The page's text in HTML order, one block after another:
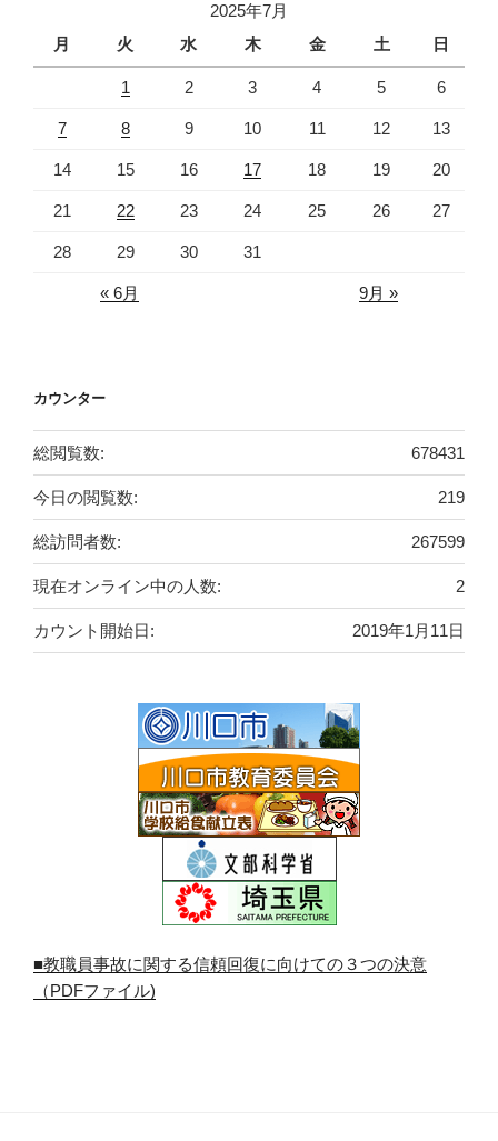
2025年7月
月
火 水 木 金 土 日
1 2 3 4 5 6
7 8 9 10 11 12 13
14 15 16 17 18 19 20
21 22 23 24 25 26 27
28 29 30 31
« 6月 9月 »
カウンター
678431
総閲覧数:
219
今日の閲覧数:
267599
総訪問者数:
2
現在オンライン中の人数:
2019年1月11日
カウント開始日:
■教職員事故に関する信頼回復に向けての３つの決意
（PDFファイル)